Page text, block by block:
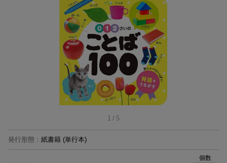
1 / 5
発行形態 ： 紙書籍 (単行本)
個数